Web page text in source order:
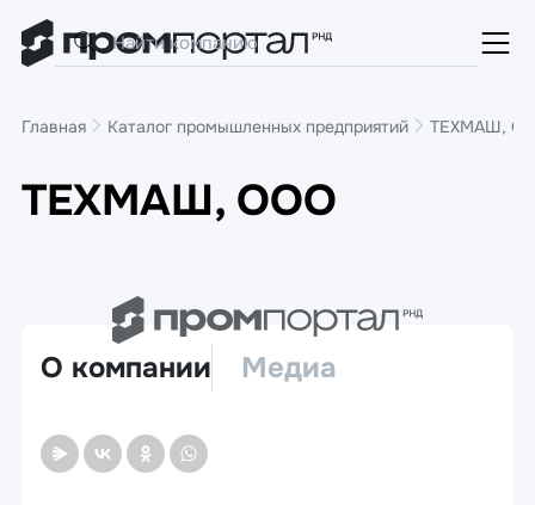
Главная Каталог промышленных предприятий ТЕХМАШ,
ТЕХМАШ, ООО
О компании Медиа